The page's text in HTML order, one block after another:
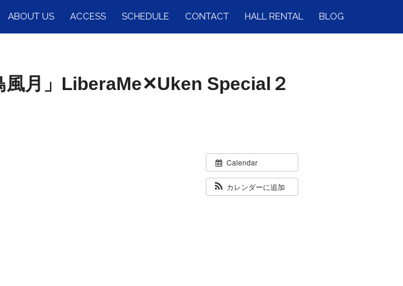
ABOUT US ACCESS SCHEDULE CONTACT HALL RENTAL BLOG
風月」LiberaMe✕Uken Special２
Calendar
カレンダーに追加